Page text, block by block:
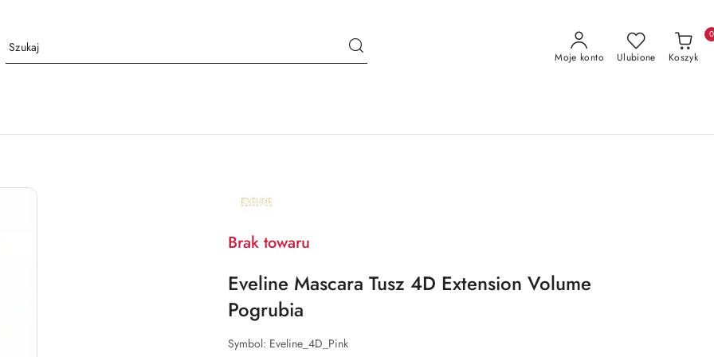
Moje konto Ulubione Koszyk
0
PRODUCENTA:
Brak towaru
Eveline Mascara Tusz 4D Extension Volume
Pogrubia
Symbol: Eveline_4D_Pink